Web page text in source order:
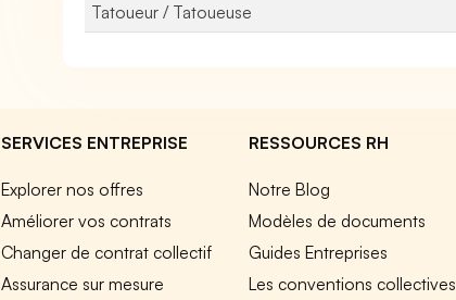
Tatoueur / Tatoueuse
SERVICES ENTREPRISE
Explorer nos offres
Améliorer vos contrats
Changer de contrat collectif
Assurance sur mesure
RESSOURCES RH
Notre Blog
Modèles de documents
Guides Entreprises
Les conventions collectives